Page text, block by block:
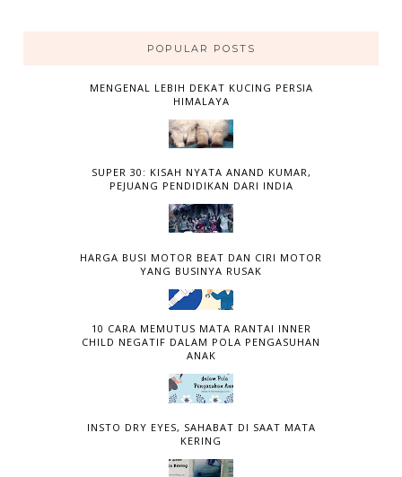
POPULAR POSTS
MENGENAL LEBIH DEKAT KUCING PERSIA
HIMALAYA
SUPER 30: KISAH NYATA ANAND KUMAR,
PEJUANG PENDIDIKAN DARI INDIA
HARGA BUSI MOTOR BEAT DAN CIRI MOTOR
YANG BUSINYA RUSAK
10 CARA MEMUTUS MATA RANTAI INNER
CHILD NEGATIF DALAM POLA PENGASUHAN
ANAK
INSTO DRY EYES, SAHABAT DI SAAT MATA
KERING